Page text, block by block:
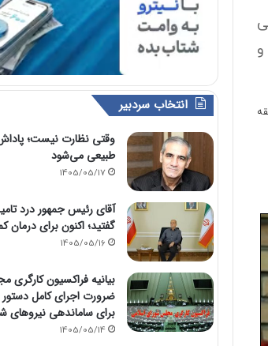
انتخاب سردبیر
وقتی نظارت نیست؛
طبیعی می‌شود
1405/05/17
آقای رئیس جمهور درد
گفتید؛ اکنون برای درمان
1405/05/16
بیانیه فراکسیون کارگری
ضرورت اجرای کامل
برای ساماندهی نیروهای
1405/05/14